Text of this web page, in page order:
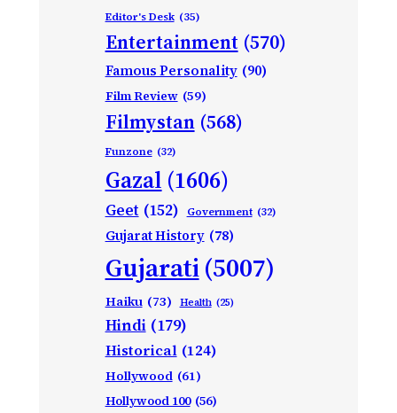
Editor's Desk (35)
Entertainment (570)
Famous Personality (90)
Film Review (59)
Filmystan (568)
Funzone (32)
Gazal (1606)
Geet (152) Government (32)
Gujarat History (78)
Gujarati(5007)
Haiku (73) Health (25)
Hindi (179)
Historical (124)
Hollywood (61)
Hollywood 100 (56)